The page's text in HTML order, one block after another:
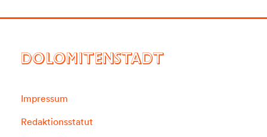
DOLOMITENSTADT
Impressum
Redaktionsstatut